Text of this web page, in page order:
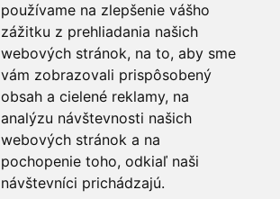
používame na zlepšenie vášho
zážitku z prehliadania našich
webových stránok, na to, aby sme
vám zobrazovali prispôsobený
obsah a cielené reklamy, na
analýzu návštevnosti našich
webových stránok a na
pochopenie toho, odkiaľ naši
návštevníci prichádzajú.